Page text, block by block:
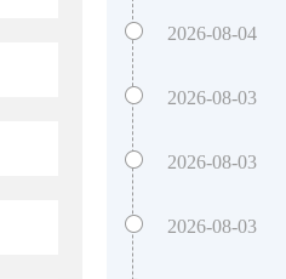
2026-08-04
2026-08-03
2026-08-03
2026-08-03